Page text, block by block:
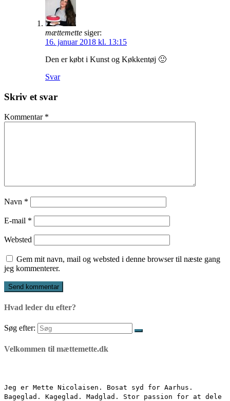
mættemette siger:
16. januar 2018 kl. 13:15
Den er købt i Kunst og Køkkentøj 🙂
Svar
Skriv et svar
Kommentar *
Navn *
E-mail *
Websted
Gem mit navn, mail og websted i denne browser til næste gang
jeg kommenterer.
Hvad leder du efter?
Søg efter:
Velkommen til mættemette.dk
Jeg er Mette Nicolaisen. Bosat syd for Aarhus.
Bageglad. Kageglad. Madglad. Stor passion for at dele